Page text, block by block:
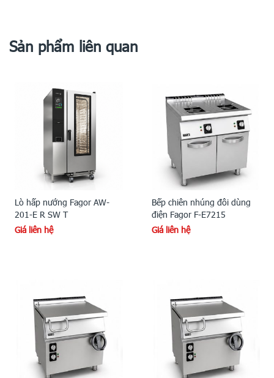
Sản phẩm liên quan
Lò hấp nướng Fagor AW-
201-E R SW T
Giá liên hệ
Bếp chiên nhúng đôi dùng
điện Fagor F-E7215
Giá liên hệ